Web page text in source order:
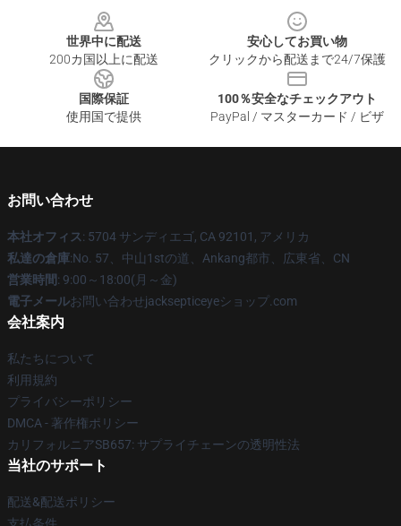
世界中に配送
200カ国以上に配送
安心してお買い物
クリックから配送まで24/7保護
国際保証
使用国で提供
100％安全なチェックアウト
PayPal / マスターカード / ビザ
お問い合わせ
本社オフィス: 5704 サンディエゴ, CA 92101, アメリカ
私達の倉庫:No. 57、中山1stの道、Ankang都市、広東省、CN
営業時間: 9:00～18:00(月～金)
電子メールお問い合わせjacksepticeyeショップ.com
会社案内
私たちについて
利用規約
プライバシーポリシー
DMCA - 著作権ポリシー
カリフォルニアSB657: サプライチェーンの透明性法
当社のサポート
配送&配送ポリシー